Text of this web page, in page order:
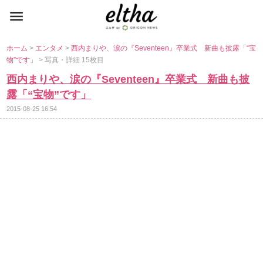
ホーム> エンタメ>西内まりや、涙の『Seventeen』卒業式 新曲も披露「“宝
物”です」> 写真・詳細 15枚目
西内まりや、涙の『Seventeen』卒業式 新曲も披
露「“宝物”です」
2015-08-25 16:54